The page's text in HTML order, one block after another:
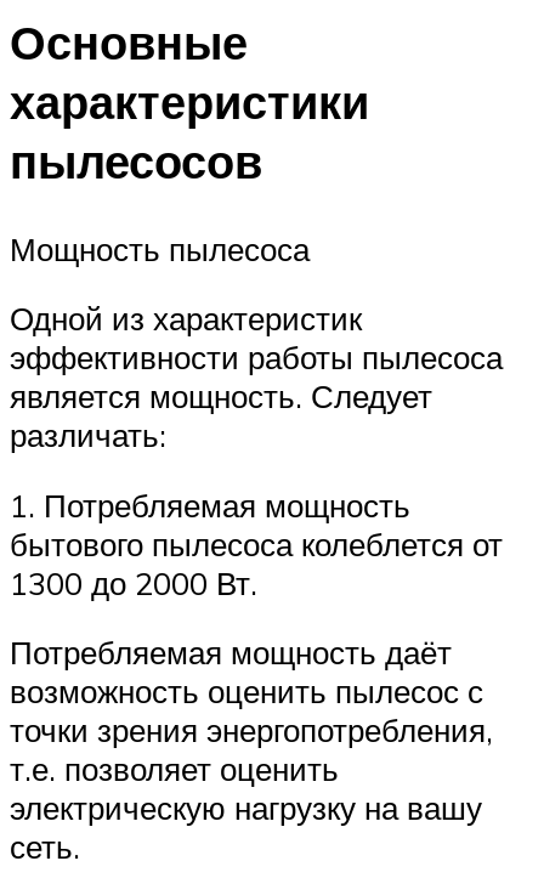
Основные
характеристики
пылесосов
Мощность пылесоса
Одной из характеристик
эффективности работы пылесоса
является мощность. Следует
различать:
1. Потребляемая мощность
бытового пылесоса колеблется от
1300 до 2000 Вт.
Потребляемая мощность даёт
возможность оценить пылесос с
точки зрения энергопотребления,
т.е. позволяет оценить
электрическую нагрузку на вашу
сеть.